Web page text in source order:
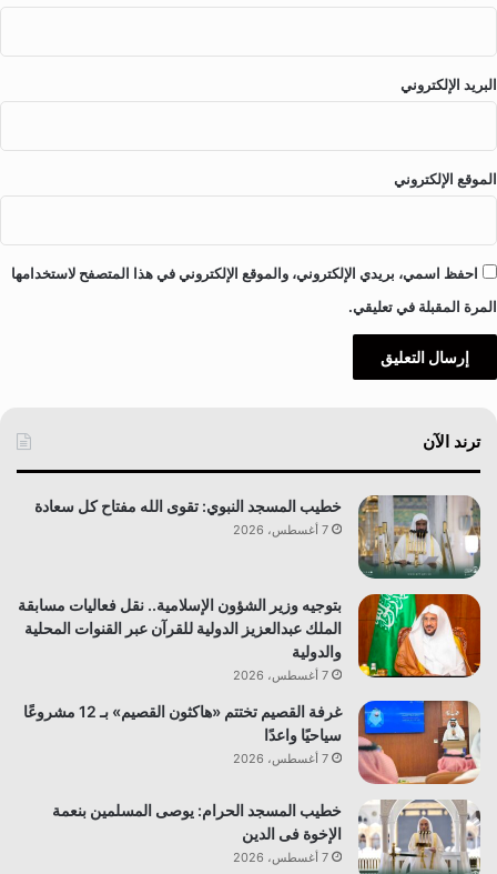
البريد الإلكتروني
الموقع الإلكتروني
احفظ اسمي، بريدي الإلكتروني، والموقع الإلكتروني في هذا المتصفح لاستخدامها
المرة المقبلة في تعليقي.
ترند الآن
خطيب المسجد النبوي: تقوى الله مفتاح كل سعادة
7 أغسطس، 2026
بتوجيه وزير الشؤون الإسلامية.. نقل فعاليات مسابقة
الملك عبدالعزيز الدولية للقرآن عبر القنوات المحلية
والدولية
7 أغسطس، 2026
غرفة القصيم تختتم «هاكثون القصيم» بـ 12 مشروعًا
سياحيًا واعدًا
7 أغسطس، 2026
خطيب المسجد الحرام: يوصى المسلمين بنعمة
الإخوة فى الدين
7 أغسطس، 2026